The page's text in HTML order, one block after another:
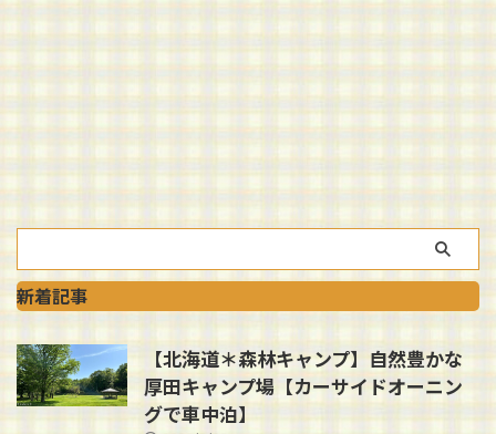
新着記事
【北海道＊森林キャンプ】自然豊かな
厚田キャンプ場【カーサイドオーニン
グで車中泊】